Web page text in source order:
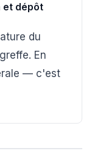
et dépôt
du
En
— c'est